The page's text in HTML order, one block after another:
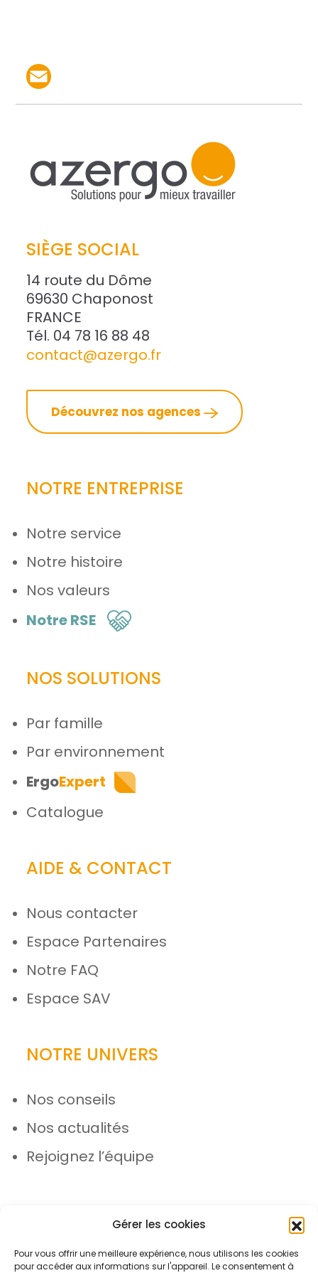
Gérer les cookies
Pour vous offrir une meilleure expérience, nous utilisons les cookies
pour accéder aux informations sur l'appareil. Le consentement à
Partager le produit par
SIÈGE SOCIAL
14 route du Dôme
69630 Chaponost
FRANCE
Tél. 04 78 16 88 48
contact@azergo.fr
Découvrez nos agences
NOTRE ENTREPRISE
Notre service
Notre histoire
Nos valeurs
Notre RSE
NOS SOLUTIONS
Par famille
Par environnement
ErgoExpert
Catalogue
AIDE & CONTACT
Nous contacter
Espace Partenaires
Notre FAQ
Espace SAV
NOTRE UNIVERS
Nos conseils
Nos actualités
Rejoignez l’équipe